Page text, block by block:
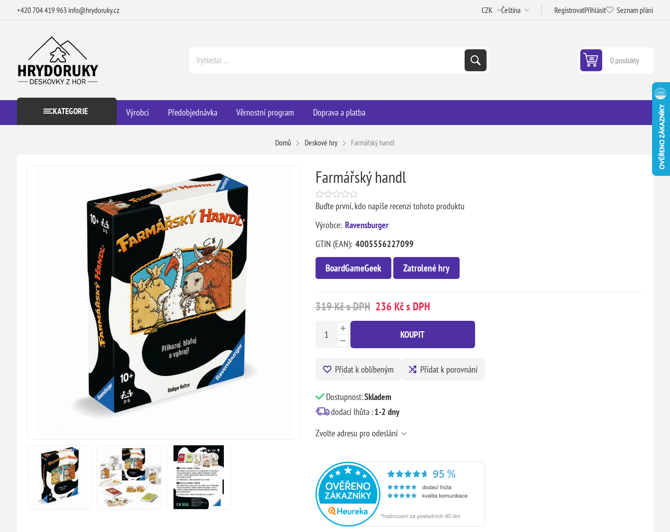
+420 704 419 963 info@hrydoruky.cz RegistrovatPřihlásit Seznam přání
0 produkty
KATEGORIE Výrobci Předobjednávka Věrnostní program Doprava a platba
Domů Deskové hry Farmářský handl
Farmářský handl
Buďte první, kdo napíše recenzi tohoto produktu
Výrobce: Ravensburger
GTIN (EAN): 4005556227099
BoardGameGeek Zatrolené hry
319 Kč s DPH 236 Kč s DPH
KOUPIT
Přidat k oblíbeným Přidat k porovnání
Dostupnost:Skladem
dodací lhůta :1-2 dny
Zvolte adresu pro odeslání